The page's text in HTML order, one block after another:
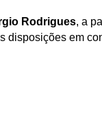
Rodrigues, a
disposições em